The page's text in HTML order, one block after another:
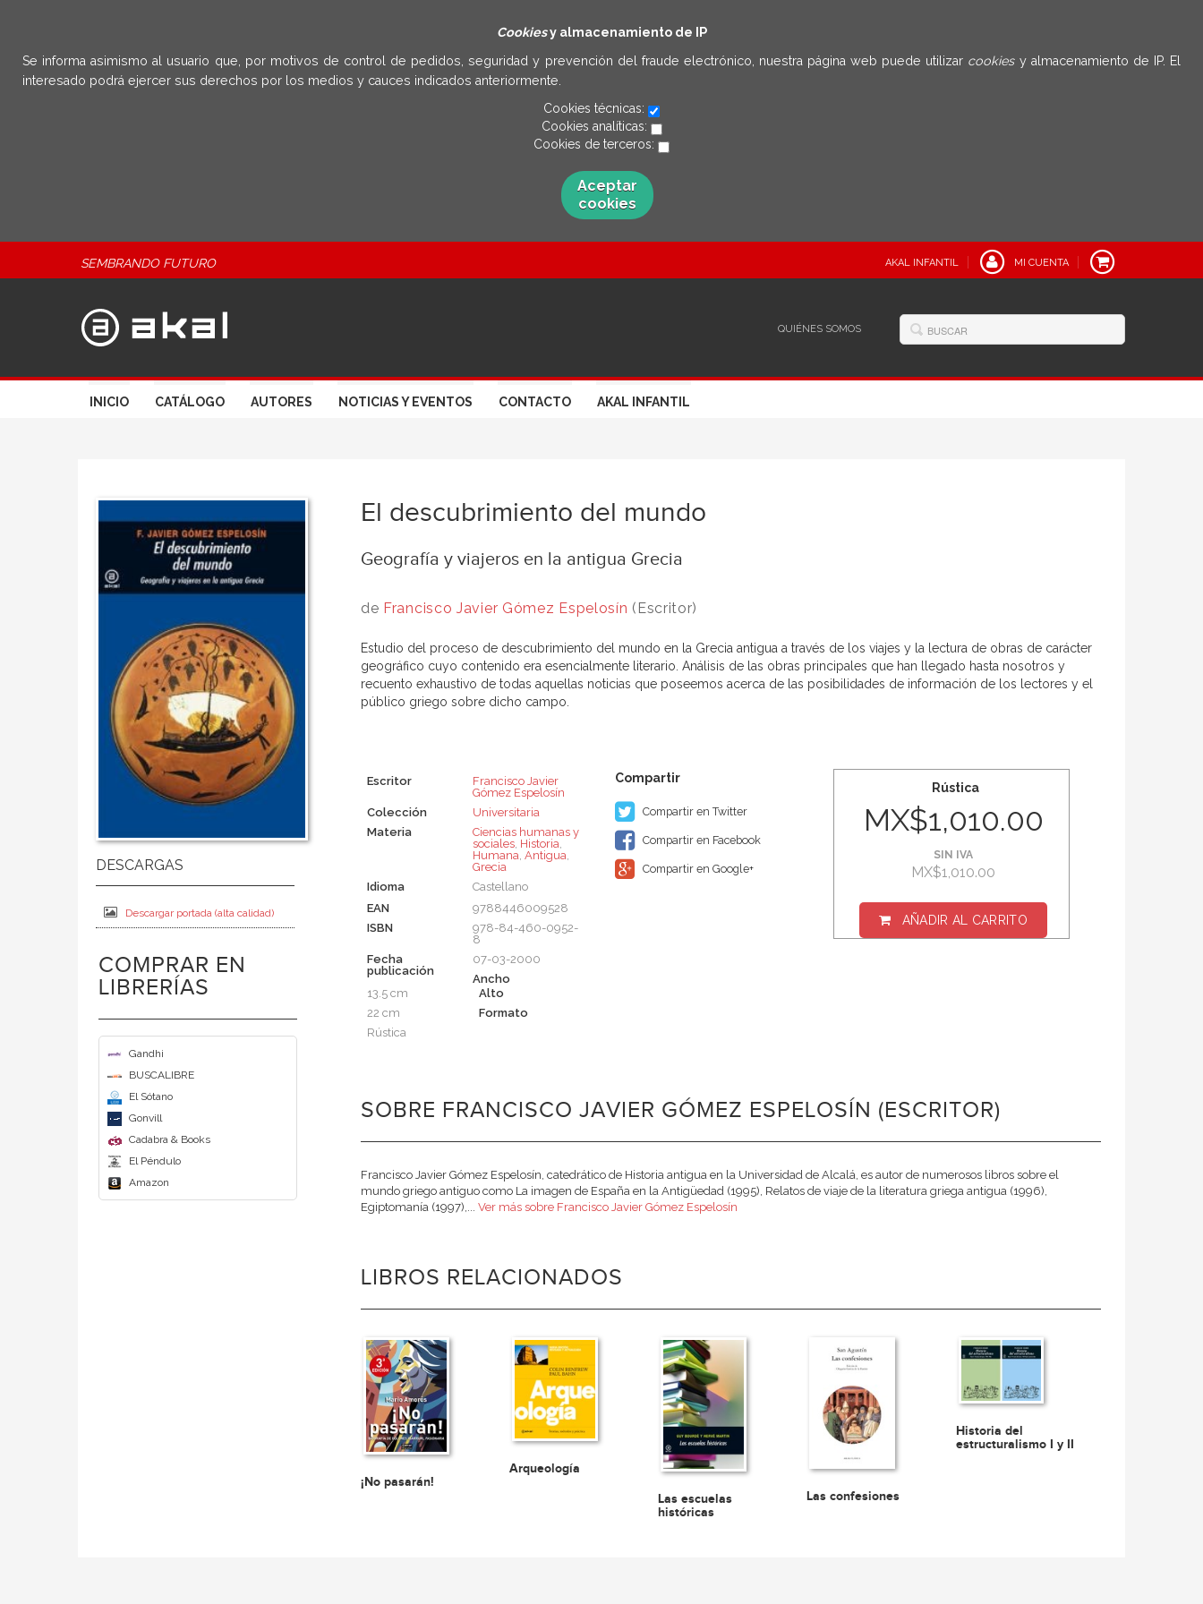
Cookiesy almacenamiento de IP
Se informa asimismo al usuario que, por motivos de control de pedidos, seguridad y prevención del fraude electrónico, nuestra página web puede utilizar cookies y almacenamiento de IP. El
interesado podrá ejercer sus derechos por los medios y cauces indicados anteriormente.
Cookies técnicas:
Cookies analíticas:
Cookies de terceros:
Aceptar
cookies
SEMBRANDO FUTURO AKAL INFANTIL MI CUENTA
QUIÉNES SOMOS
INICIO CATÁLOGO AUTORES NOTICIAS Y EVENTOS CONTACTO AKAL INFANTIL
Descargar portada (alta calidad)
COMPRAR EN
LIBRERÍAS
Gandhi
BUSCALIBRE
El Sótano
Gonvill
Cadabra & Books
El Péndulo
Amazon
El descubrimiento del mundo
Geografía y viajeros en la antigua Grecia
de Francisco Javier Gómez Espelosín (Escritor)
Estudio del proceso de descubrimiento del mundo en la Grecia antigua a través de los viajes y la lectura de obras de carácter
geográfico cuyo contenido era esencialmente literario. Análisis de las obras principales que han llegado hasta nosotros y
recuento exhaustivo de todas aquellas noticias que poseemos acerca de las posibilidades de información de los lectores y el
público griego sobre dicho campo.
Escritor
Francisco Javier
Gómez Espelosín
Colección
Universitaria
Materia
Ciencias humanas y
sociales, Historia,
Humana, Antigua,
Grecia
Idioma
Castellano
EAN
9788446009528
ISBN
978-84-460-0952-
8
Fecha
publicación
07-03-2000
Ancho
13.5 cm
Alto
22 cm
Formato
Rústica
Compartir en Twitter
Compartir en Facebook
Compartir en Google+
Rústica
MX$1,010.00
SIN IVA
MX$1,010.00
AÑADIR AL CARRITO
SOBRE FRANCISCO JAVIER GÓMEZ ESPELOSÍN (ESCRITOR)
Francisco Javier Gómez Espelosín, catedrático de Historia antigua en la Universidad de Alcalá, es autor de numerosos libros sobre el
mundo griego antiguo como La imagen de España en la Antigüedad (1995), Relatos de viaje de la literatura griega antigua (1996),
Egiptomanía (1997),... Ver más sobre Francisco Javier Gómez Espelosín
LIBROS RELACIONADOS
¡No pasarán!
Arqueología
Las escuelas
históricas
Las confesiones
Historia del
estructuralismo I y II